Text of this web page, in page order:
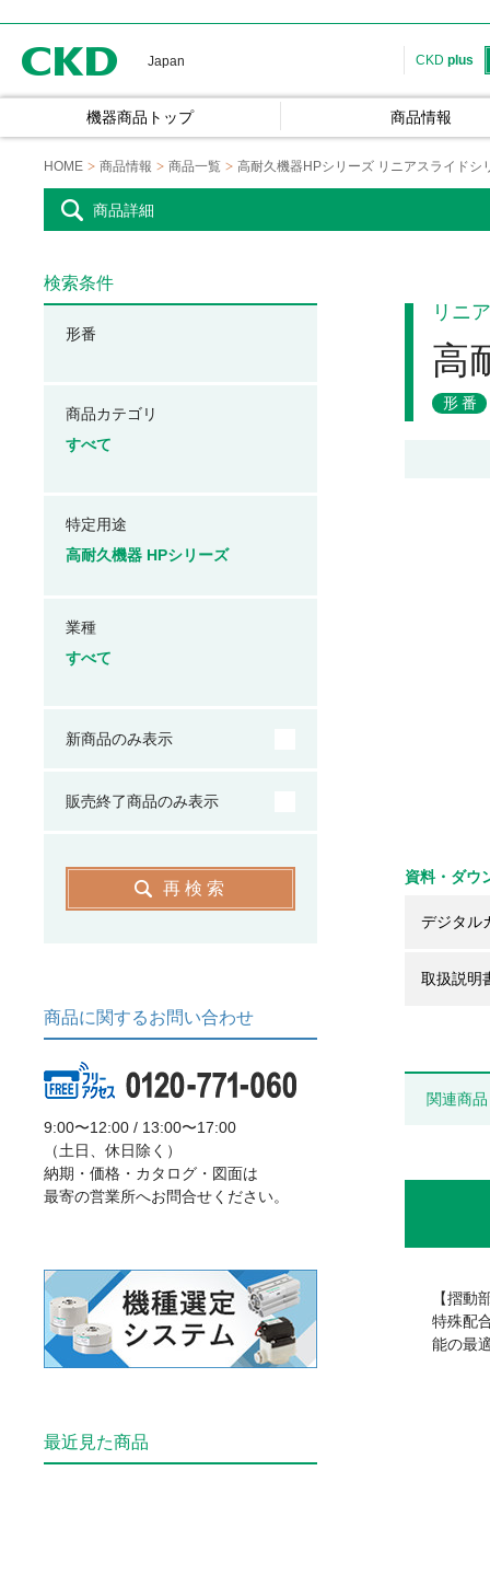
Japan CKD plus
機器商品トップ 商品情報
HOME 商品情報 商品一覧 高耐久機器HPシリーズ リニアスライドシ
商品詳細
リニ
高
形番
資料・ダウ
デジタル
取扱説明
関連商品
【摺動
特殊配
能の最
検索条件
形番
商品カテゴリ
すべて
特定用途
高耐久機器 HPシリーズ
業種
すべて
新商品のみ表示
販売終了商品のみ表示
再検索
商品に関するお問い合わせ
9:00〜12:00 / 13:00〜17:00
（土日、休日除く）
納期・価格・カタログ・図面は
最寄の営業所へお問合せください。
最近見た商品